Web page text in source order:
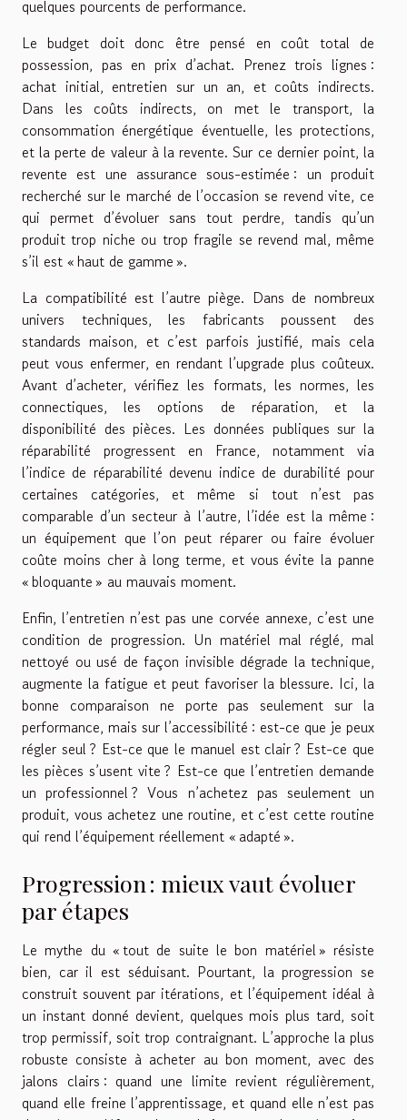
quelques pourcents de performance.
Le budget doit donc être pensé en coût total de
possession, pas en prix d’achat. Prenez trois lignes :
achat initial, entretien sur un an, et coûts indirects.
Dans les coûts indirects, on met le transport, la
consommation énergétique éventuelle, les protections,
et la perte de valeur à la revente. Sur ce dernier point, la
revente est une assurance sous-estimée : un produit
recherché sur le marché de l’occasion se revend vite, ce
qui permet d’évoluer sans tout perdre, tandis qu’un
produit trop niche ou trop fragile se revend mal, même
s’il est « haut de gamme ».
La compatibilité est l’autre piège. Dans de nombreux
univers techniques, les fabricants poussent des
standards maison, et c’est parfois justifié, mais cela
peut vous enfermer, en rendant l’upgrade plus coûteux.
Avant d’acheter, vérifiez les formats, les normes, les
connectiques, les options de réparation, et la
disponibilité des pièces. Les données publiques sur la
réparabilité progressent en France, notamment via
l’indice de réparabilité devenu indice de durabilité pour
certaines catégories, et même si tout n’est pas
comparable d’un secteur à l’autre, l’idée est la même :
un équipement que l’on peut réparer ou faire évoluer
coûte moins cher à long terme, et vous évite la panne
« bloquante » au mauvais moment.
Enfin, l’entretien n’est pas une corvée annexe, c’est une
condition de progression. Un matériel mal réglé, mal
nettoyé ou usé de façon invisible dégrade la technique,
augmente la fatigue et peut favoriser la blessure. Ici, la
bonne comparaison ne porte pas seulement sur la
performance, mais sur l’accessibilité : est-ce que je peux
régler seul ? Est-ce que le manuel est clair ? Est-ce que
les pièces s’usent vite ? Est-ce que l’entretien demande
un professionnel ? Vous n’achetez pas seulement un
produit, vous achetez une routine, et c’est cette routine
qui rend l’équipement réellement « adapté ».
Progression : mieux vaut évoluer
par étapes
Le mythe du « tout de suite le bon matériel » résiste
bien, car il est séduisant. Pourtant, la progression se
construit souvent par itérations, et l’équipement idéal à
un instant donné devient, quelques mois plus tard, soit
trop permissif, soit trop contraignant. L’approche la plus
robuste consiste à acheter au bon moment, avec des
jalons clairs : quand une limite revient régulièrement,
quand elle freine l’apprentissage, et quand elle n’est pas